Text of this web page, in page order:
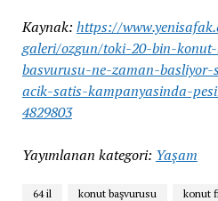
Kaynak: https://
galeri/ozgun/toki-20-bin-
basvurusu-ne-zaman-
acik-satis-kampanyasinda-
4829803
Yayımlanan kategori: Yaşam
64 il konut başvurusu konut